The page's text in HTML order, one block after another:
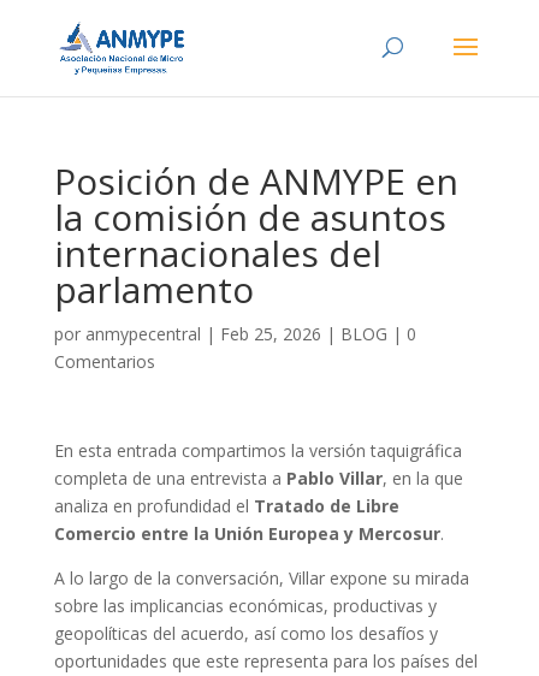
Posición de ANMYPE en
la comisión de asuntos
internacionales del
parlamento
por anmypecentral | Feb 25, 2026 | BLOG | 0
Comentarios
En esta entrada compartimos la versión taquigráfica
completa de una entrevista a Pablo Villar, en la que
analiza en profundidad el Tratado de Libre
Comercio entre la Unión Europea y Mercosur.
A lo largo de la conversación, Villar expone su mirada
sobre las implicancias económicas, productivas y
geopolíticas del acuerdo, así como los desafíos y
oportunidades que este representa para los países del